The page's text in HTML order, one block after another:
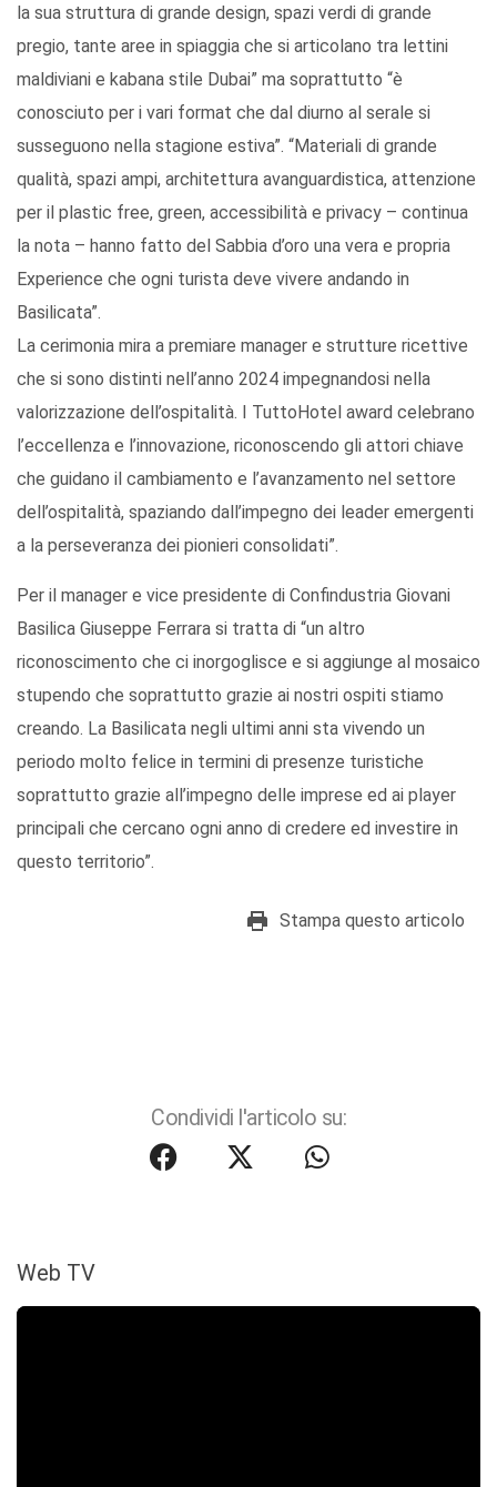
la sua struttura di grande design, spazi verdi di grande
pregio, tante aree in spiaggia che si articolano tra lettini
maldiviani e kabana stile Dubai” ma soprattutto “è
conosciuto per i vari format che dal diurno al serale si
susseguono nella stagione estiva”. “Materiali di grande
qualità, spazi ampi, architettura avanguardistica, attenzione
per il plastic free, green, accessibilità e privacy – continua
la nota – hanno fatto del Sabbia d’oro una vera e propria
Experience che ogni turista deve vivere andando in
Basilicata”.
La cerimonia mira a premiare manager e strutture ricettive
che si sono distinti nell’anno 2024 impegnandosi nella
valorizzazione dell’ospitalità. I TuttoHotel award celebrano
l’eccellenza e l’innovazione, riconoscendo gli attori chiave
che guidano il cambiamento e l’avanzamento nel settore
dell’ospitalità, spaziando dall’impegno dei leader emergenti
a la perseveranza dei pionieri consolidati”.
Per il manager e vice presidente di Confindustria Giovani
Basilica Giuseppe Ferrara si tratta di “un altro
riconoscimento che ci inorgoglisce e si aggiunge al mosaico
stupendo che soprattutto grazie ai nostri ospiti stiamo
creando. La Basilicata negli ultimi anni sta vivendo un
periodo molto felice in termini di presenze turistiche
soprattutto grazie all’impegno delle imprese ed ai player
principali che cercano ogni anno di credere ed investire in
questo territorio”.
Stampa questo articolo
Condividi l'articolo su:
Web TV